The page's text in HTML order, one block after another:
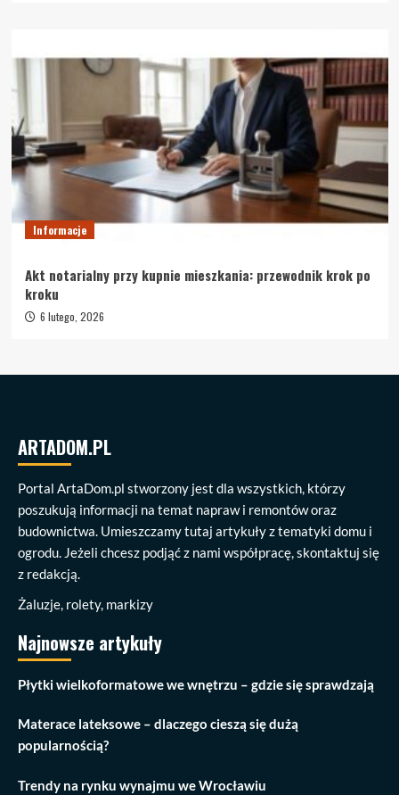
Informacje
Akt notarialny przy kupnie mieszkania: przewodnik krok po
kroku
6 lutego, 2026
ARTADOM.PL
Portal ArtaDom.pl stworzony jest dla wszystkich, którzy
poszukują informacji na temat napraw i remontów oraz
budownictwa. Umieszczamy tutaj artykuły z tematyki domu i
ogrodu. Jeżeli chcesz podjąć z nami współpracę, skontaktuj się
z redakcją.
Żaluzje, rolety, markizy
Najnowsze artykuły
Płytki wielkoformatowe we wnętrzu – gdzie się sprawdzają
Materace lateksowe – dlaczego cieszą się dużą
popularnością?
Trendy na rynku wynajmu we Wrocławiu